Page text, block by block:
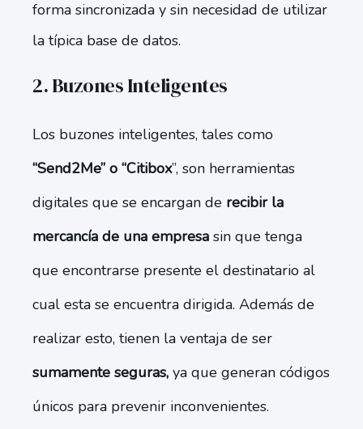
forma sincronizada y sin necesidad de utilizar
la típica base de datos.
2. Buzones Inteligentes
Los buzones inteligentes, tales como
“Send2Me” o “Citibox”, son herramientas
digitales que se encargan de recibir la
mercancía de una empresa sin que tenga
que encontrarse presente el destinatario al
cual esta se encuentra dirigida. Además de
realizar esto, tienen la ventaja de ser
sumamente seguras, ya que generan códigos
únicos para prevenir inconvenientes.